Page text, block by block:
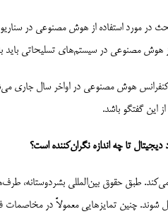
از هوش مصنوعی در سیستم‌­های تسلیحاتی باید
کنفرانس هوش مصنوعی در اواخر سال
این گفتگو باشد.
تا چه اندازه نگران‌کننده است؟
طبق حقوق بین‌المللی بشردوستانه،
شوند. چنین تمایزهایی معمولاً در